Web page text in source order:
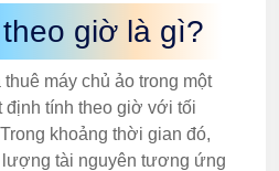
giờ là gì?
máy chủ ảo trong một
định tính theo giờ với tối
khoảng thời gian đó,
tài nguyên tương ứng